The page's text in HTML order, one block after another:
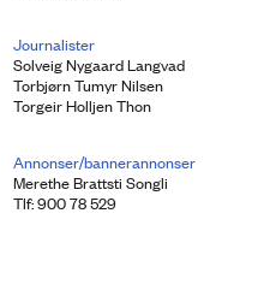
Journalister
Solveig Nygaard Langvad
Torbjørn Tumyr Nilsen
Torgeir Holljen Thon
Annonser/bannerannonser
Merethe Brattsti Songli
Tlf: 900 78 529